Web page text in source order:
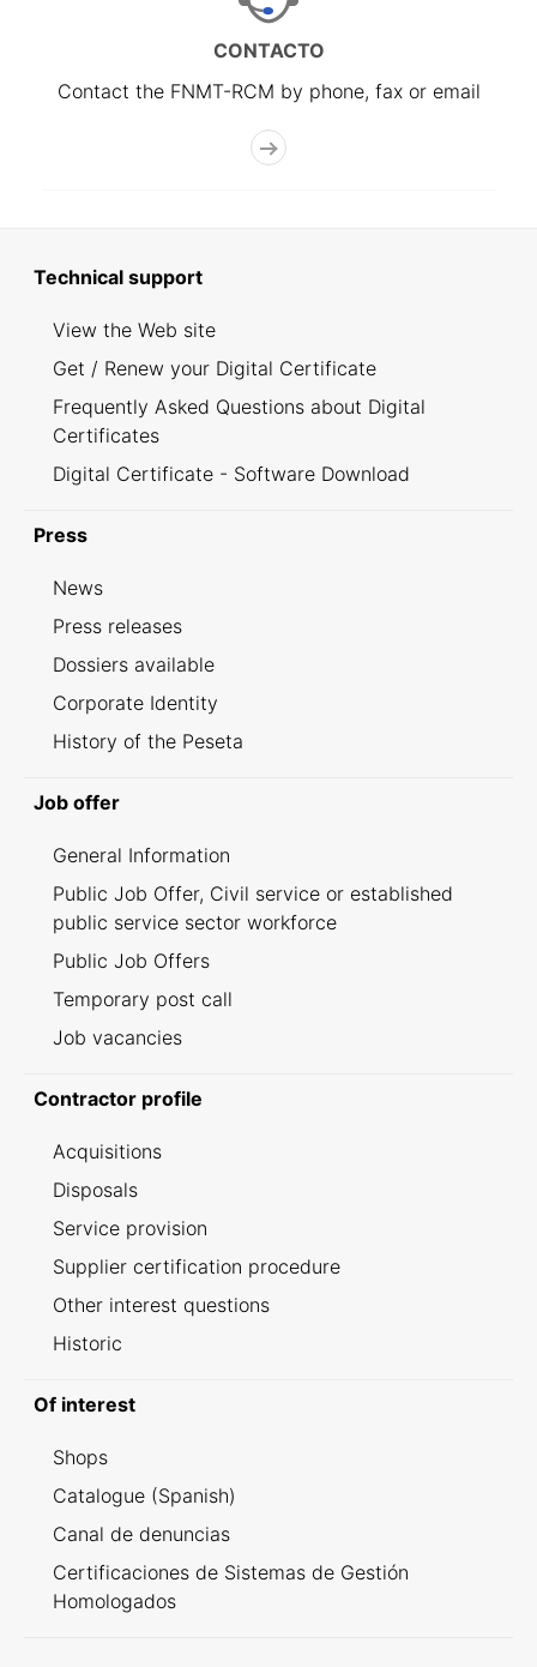
CONTACTO
Contact the FNMT-RCM by phone, fax or email
Technical support
View the Web site
Get / Renew your Digital Certificate
Frequently Asked Questions about Digital
Certificates
Digital Certificate - Software Download
Press
News
Press releases
Dossiers available
Corporate Identity
History of the Peseta
Job offer
General Information
Public Job Offer, Civil service or established
public service sector workforce
Public Job Offers
Temporary post call
Job vacancies
Contractor profile
Acquisitions
Disposals
Service provision
Supplier certification procedure
Other interest questions
Historic
Of interest
Shops
Catalogue (Spanish)
Canal de denuncias
Certificaciones de Sistemas de Gestión
Homologados